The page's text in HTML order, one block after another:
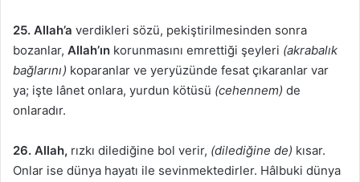
25. Allah’a verdikleri sözü, pekiştirilmesinden sonra
bozanlar, Allah’ın korunmasını emrettiği şeyleri (akrabalık
bağlarını) koparanlar ve yeryüzünde fesat çıkaranlar var
ya; işte lânet onlara, yurdun kötüsü (cehennem) de
onlaradır.
26. Allah, rızkı dilediğine bol verir, (dilediğine de) kısar.
Onlar ise dünya hayatı ile sevinmektedirler. Hâlbuki dünya